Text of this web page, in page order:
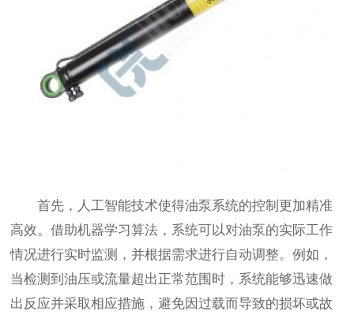
首先，人工智能技术使得油泵系统的控制更加精准
高效。借助机器学习算法，系统可以对油泵的实际工作
情况进行实时监测，并根据需求进行自动调整。例如，
当检测到油压或流量超出正常范围时，系统能够迅速做
出反应并采取相应措施，避免因过载而导致的损坏或故